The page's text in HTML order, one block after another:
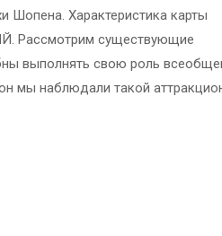
Шопена. Характеристика карты
существующие
выполнять свою роль
мы наблюдали такой